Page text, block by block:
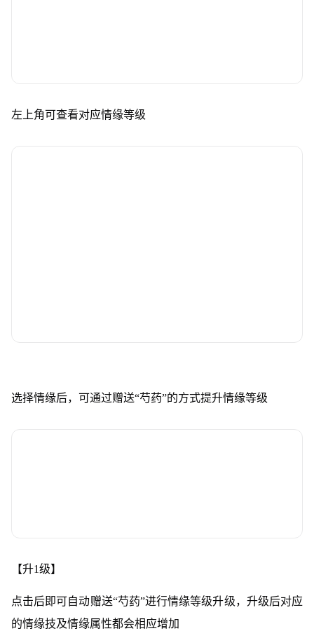
左上角可查看对应情缘等级
选择情缘后，可通过赠送“芍药”的方式提升情缘等级
【升1级】
点击后即可自动赠送“芍药”进行情缘等级升级，升级后对应
的情缘技及情缘属性都会相应增加